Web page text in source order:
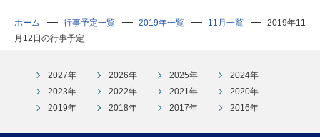
ホーム 行事予定一覧 2019年一覧 11月一覧
2019年11
月12日の行事予定
2027年 2026年 2025年
2024年
2023年
2022年 2021年
2020年
2019年
2018年 2017年 2016年